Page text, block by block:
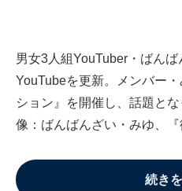
男女3人組YouTuber・ばんば
YouTubeを更新。メンバー
ション』を開催し、話題と
像：ばんばんざい・みゆ、
続き